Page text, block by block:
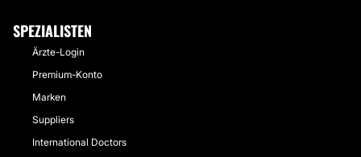
SPEZIALISTEN
Ärzte-Login
Premium-Konto
Marken
Suppliers
International Doctors